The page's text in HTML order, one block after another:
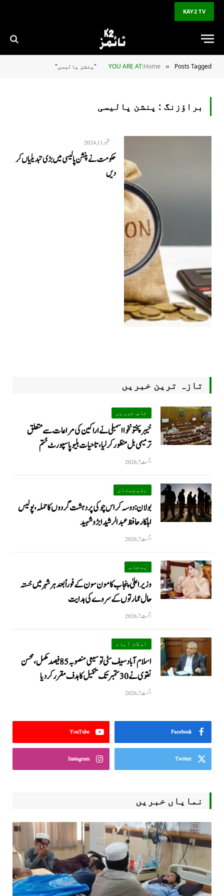
KAY2 TV
YOU ARE AT:Home » Posts Tagged "پنشن پالیسی"
براؤزنگ : پنشن پالیسی
ستمبر 11, 2024
حکومت نے پنشن پالیسی میں بڑی تبدیلیاں کر
دیں
تازہ ترین خبریں
خاص خبریں
خیبرپختونخوا اسمبلی نے اراکین کی مراعات سے متعلق
ترمیمی بل منظور کر لیا، تاحیات بلیو پاسپورٹ ختم
اگست 7, 2026
بلوچستان
بولان: دوسہ کراس چوکی پر دہشت گردوں کا حملہ، پولیس
اہلکار حافظ عبدالرشید ابڑو شہید
اگست 7, 2026
پنجاب
وزیراعلیٰ پنجاب کا مون سون کے فوراً بعد ہر شہر میں خستہ
حال عمارتوں کے سروے کی ہدایت
اگست 7, 2026
اسلام آباد
اسلام آباد سیف سٹی توسیعی منصوبہ 85 فیصد مکمل، محسن
نقوی نے 30 ستمبر تک تکمیل کا ہدف مقرر کر دیا
اگست 7, 2026
Facebook
YouTube
Twitter
Instagram
نمایاں خبریں